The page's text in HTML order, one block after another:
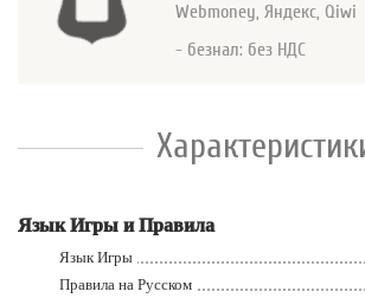
Webmoney, Яндекс, Qiwi
- безнал: без НДС
Язык Игры и Правила
Язык Игры
Правила на Русском